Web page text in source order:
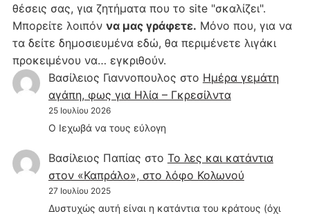
θέσεις σας, για ζητήματα που το site "σκαλίζει".
Μπορείτε λοιπόν να μας γράφετε. Μόνο που, για να
τα δείτε δημοσιευμένα εδώ, θα περιμένετε λιγάκι
προκειμένου να… εγκριθούν.
Βασίλειος Γιαννοπουλος στο Hμέρα γεμάτη
αγάπη, φως για Ηλία – Γκρεσίλντα
25 Ιουλίου 2026
Ο Ιεχωβά να τους εύλογη
Βασίλειος Παπίας στο Το λες και κατάντια
στον «Καπράλο», στο λόφο Κολωνού
27 Ιουλίου 2025
Δυστυχώς αυτή είναι η κατάντια του κράτους (όχι